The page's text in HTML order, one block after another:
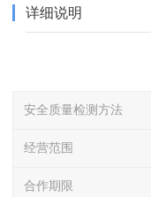
详细说明
安全质量检测方法
经营范围
合作期限